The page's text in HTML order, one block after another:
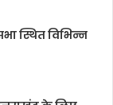
स्थित विभिन्न